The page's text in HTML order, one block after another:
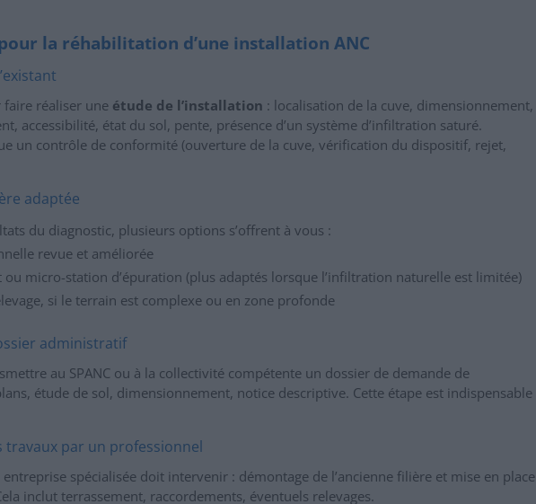
la réhabilitation d’une installation ANC
faire réaliser une étude de l’installation : localisation de la cuve, dimensionnement,
accessibilité, état du sol, pente, présence d’un système d’infiltration saturé.
un contrôle de conformité (ouverture de la cuve, vérification du dispositif, rejet,
adaptée
du diagnostic, plusieurs options s’offrent à vous :
revue et améliorée
ou micro-station d’épuration (plus adaptés lorsque l’infiltration naturelle est limitée)
si le terrain est complexe ou en zone profonde
administratif
au SPANC ou à la collectivité compétente un dossier de demande de
étude de sol, dimensionnement, notice descriptive. Cette étape est indispensable
travaux par un professionnel
spécialisée doit intervenir : démontage de l’ancienne filière et mise en place
inclut terrassement, raccordements, éventuels relevages.